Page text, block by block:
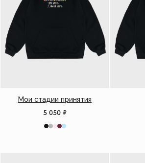
Мои стадии принятия
5 050 ₽